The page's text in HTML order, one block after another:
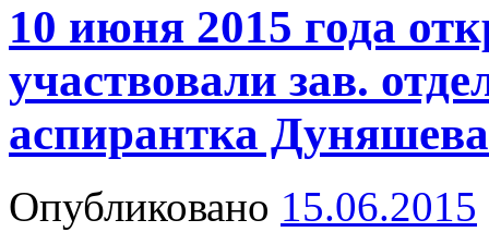
10 июня 2015 года
участвовали зав.
аспирантка
Опубликовано 15.06.2015